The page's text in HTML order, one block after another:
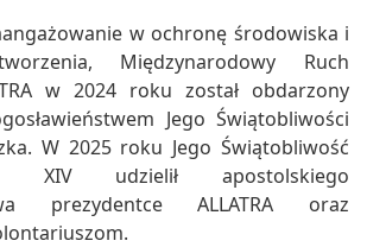
w ochronę środowiska i
Międzynarodowy Ruch
w 2024 roku został obdarzony
Jego Świątobliwości
W 2025 roku Jego Świątobliwość
XIV udzielił apostolskiego
prezydentce ALLATRA oraz